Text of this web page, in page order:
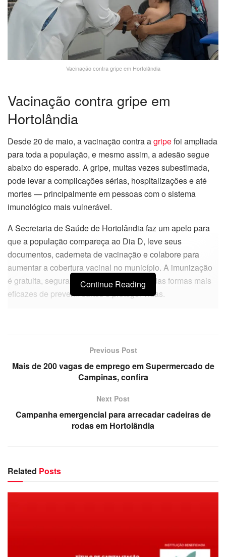
Vacinação contra gripe em Hortolândia
Vacinação contra gripe em
Hortolândia
Desde 20 de maio, a vacinação contra agripefoi ampliada
para toda a população, e mesmo assim, a adesão segue
abaixo do esperado. A gripe, muitas vezes subestimada,
pode levar a complicações sérias, hospitalizações e até
mortes — principalmente em pessoas com o sistema
imunológico mais vulnerável.
A Secretaria de Saúde de Hortolândia faz um apelo para
que a população compareça ao Dia D, leve seus
documentos, caderneta de vacinação e colabore para
aumentar a cobertura vacinal no município. A imunização
é gratuita, segura e continua sendo uma das formas mais
eficazes de prevenir surtos e proteger vidas.
Continue Reading
Previous Post
Mais de 200 vagas de emprego em Supermercado de
Campinas, confira
Next Post
Campanha emergencial para arrecadar cadeiras de
rodas em Hortolândia
Related Posts